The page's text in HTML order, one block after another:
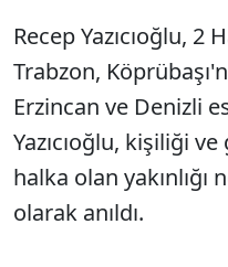
Recep Yazıcıoğlu, 2
Trabzon,
Erzincan ve Denizli
Yazıcıoğlu, kişiliği
halka olan yakınlığı
olarak anıldı.